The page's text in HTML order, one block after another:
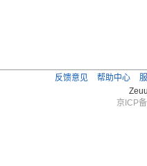
反馈意见 帮助中心
京ICP